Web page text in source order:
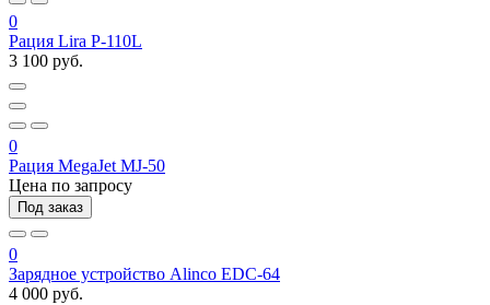
0
Рация Lira P-110L
3 100 руб.
0
Рация MegaJet MJ-50
Цена по запросу
Под заказ
0
Зарядное устройство Alinco EDC-64
4 000 руб.